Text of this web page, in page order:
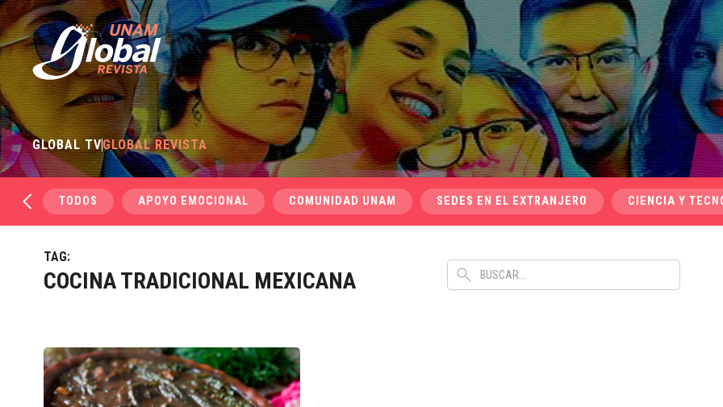
GLOBAL TVGLOBAL REVISTA
TODOS APOYO EMOCIONAL COMUNIDAD UNAM SEDES EN EL EXTRANJERO CIENCIA Y
TAG:
COCINA TRADICIONAL MEXICANA